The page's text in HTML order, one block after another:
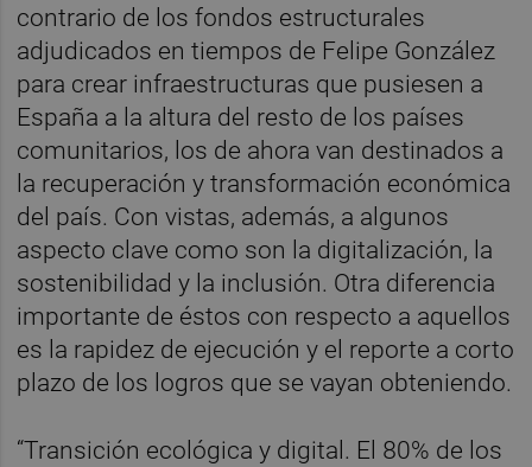
contrario de los fondos estructurales
adjudicados en tiempos de Felipe González
para crear infraestructuras que pusiesen a
España a la altura del resto de los países
comunitarios, los de ahora van destinados a
la recuperación y transformación económica
del país. Con vistas, además, a algunos
aspecto clave como son la digitalización, la
sostenibilidad y la inclusión. Otra diferencia
importante de éstos con respecto a aquellos
es la rapidez de ejecución y el reporte a corto
plazo de los logros que se vayan obteniendo.
“Transición ecológica y digital. El 80% de los